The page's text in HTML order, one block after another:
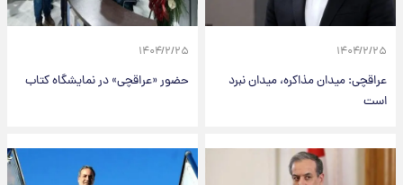
۱۴۰۴/۲/۲۵
عراقچی: میدان مذاکره، میدان نبرد
است
۱۴۰۴/۲/۲۵
حضور «عراقچی» در نمایشگاه کتاب